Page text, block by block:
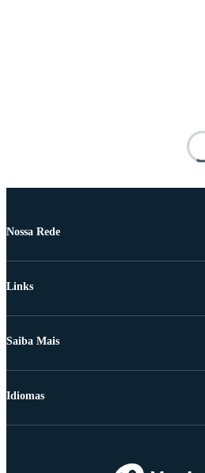
Nossa Rede
Links
Saiba Mais
Idiomas